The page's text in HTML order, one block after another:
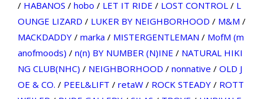
/ HABANOS / hobo / LET IT RIDE / LOST CONTROL/ L
OUNGE LIZARD / LUKER BY NEIGHBORHOOD / M&M /
MACKDADDY/ marka / MISTERGENTLEMAN / MofM (m
anofmoods) / n(n) BY NUMBER (N)INE / NATURAL HIKI
NG CLUB(NHC) / NEIGHBORHOOD / nonnative / OLD J
OE & CO. / PEEL&LIFT / retaW/ ROCK STEADY/ ROTT